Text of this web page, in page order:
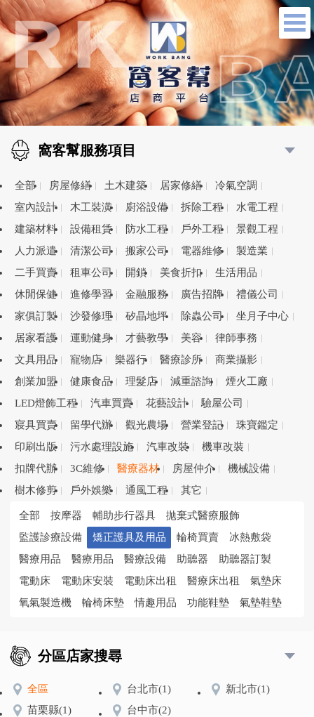
窩客幫服務項目
全部 房屋修繕 土木建築 居家修繕
冷氣空調
室內設計
木工裝潢 廚浴設備 拆除工程
水電工程
建築材料
設備租賃 防水工程 戶外工程
景觀工程
人力派遣
清潔公司 搬家公司 電器維修
製造業
二手買賣
租車公司 開鎖 美食折扣
生活用品
休閒保健
進修學習 金融服務 廣告招牌
禮儀公司
家俱訂製
沙發修理 矽晶地坪 除蟲公司
坐月子中心
居家看護
運動健身 才藝教學 美容
律師事務
文具用品
寵物店 樂器行 醫療診所
商業攝影
創業加盟
健康食品 理髮店 減重諮詢
煙火工廠
LED燈飾工程
汽車買賣 花藝設計
驗屋公司
寢具買賣
留學代辦 觀光農場 營業登記
珠寶鑑定
印刷出版
污水處理設施 汽車改裝
機車改裝
扣牌代辦
3C維修 醫療器材 房屋仲介
機械設備
樹木修剪
戶外娛樂 通風工程 其它
全部 按摩器 輔助步行器具
拋棄式醫療服飾
監護診療設備
矯正護具及用品 輪椅買賣
冰熱敷袋
醫療用品
醫療用品 醫療設備 助聽器
助聽器訂製
電動床
電動床安裝 電動床出租 醫療床出租
氣墊床
氧氣製造機
輪椅床墊 情趣用品 功能鞋墊 氣墊鞋墊
分區店家搜尋
全區 台北市(1) 新北市(1)
苗栗縣(1) 台中市(2)